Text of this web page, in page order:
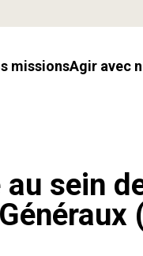
missions Agir avec
sein